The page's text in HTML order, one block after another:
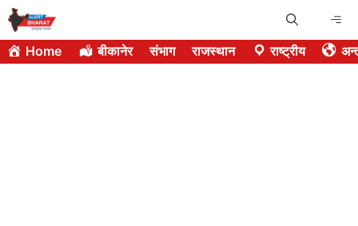
Skip
to
content
Home बीकानेर संभाग राजस्थान राष्ट्रीय